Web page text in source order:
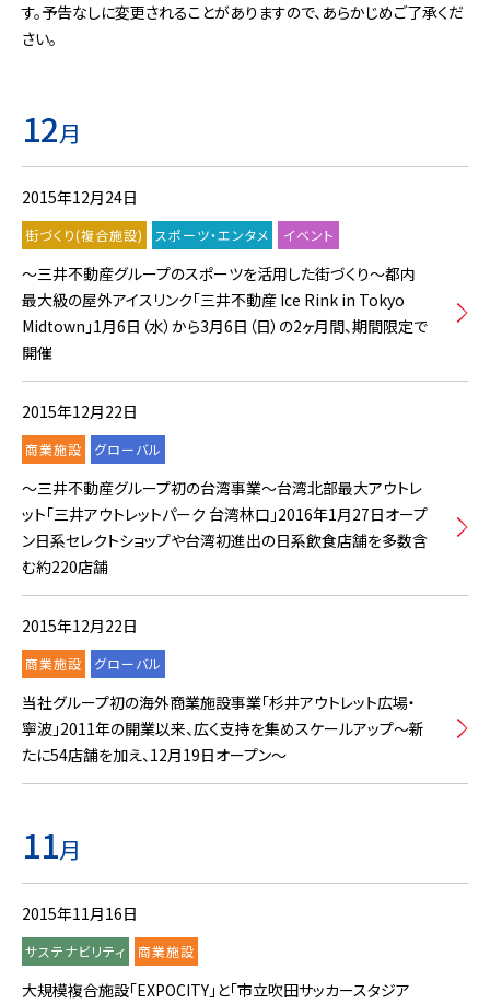
す。予告なしに変更されることがありますので、あらかじめご了承くだ
さい。
12月
2015年12月24日
街づくり(複合施設) スポーツ・エンタメ イベント
～三井不動産グループのスポーツを活用した街づくり～都内
最大級の屋外アイスリンク「三井不動産 Ice Rink in Tokyo
Midtown」1月6日（水）から3月6日（日）の2ヶ月間、期間限定で
開催
2015年12月22日
商業施設 グローバル
～三井不動産グループ初の台湾事業～台湾北部最大アウトレ
ット「三井アウトレットパーク 台湾林口」2016年1月27日オープ
ン日系セレクトショップや台湾初進出の日系飲食店舗を多数含
む約220店舗
2015年12月22日
商業施設 グローバル
当社グループ初の海外商業施設事業「杉井アウトレット広場・
寧波」2011年の開業以来、広く支持を集めスケールアップ～新
たに54店舗を加え、12月19日オープン～
11月
2015年11月16日
サステナビリティ 商業施設
大規模複合施設「EXPOCITY」と「市立吹田サッカースタジア